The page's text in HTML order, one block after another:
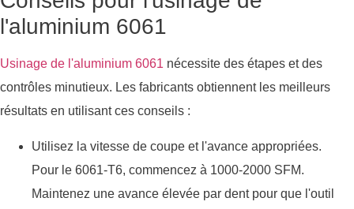
l'aluminium 6061
Usinage de l'aluminium 6061 nécessite des étapes et des
contrôles minutieux. Les fabricants obtiennent les meilleurs
résultats en utilisant ces conseils :
Utilisez la vitesse de coupe et l'avance appropriées.
Pour le 6061-T6, commencez à 1000-2000 SFM.
Maintenez une avance élevée par dent pour que l'outil